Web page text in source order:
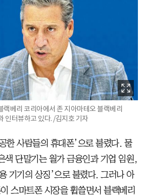
랙베리 코리아에서 존 지아마테오 블랙베리
인터뷰하고 있다. /김지호 기자
한 사람들의 휴대폰’으로 불렸다. 물
색 단말기는 월가 금융인과 기업 임원,
기기의 상징’으로 불렸다. 그러나 아
스마트폰 시장을 휩쓸면서 블랙베리